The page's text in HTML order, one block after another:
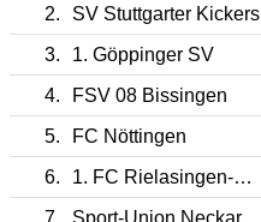
2.
SV Stuttgarter Kickers
3.
1. Göppinger SV
4.
FSV 08 Bissingen
5.
FC Nöttingen
6.
1. FC Rielasingen-Arlen
7.
Sport-Union Neckarsulm